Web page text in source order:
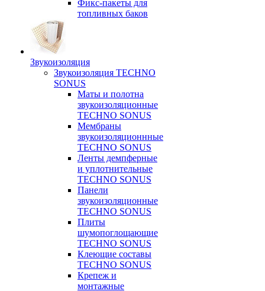
Фикс-пакеты для
топливных баков
Звукоизоляция
Звукоизоляция TECHNO
SONUS
Маты и полотна
звукоизоляционные
TECHNO SONUS
Мембраны
звукоизоляционнные
TECHNO SONUS
Ленты демпферные
и уплотнительные
TECHNO SONUS
Панели
звукоизоляционные
TECHNO SONUS
Плиты
шумопоглощающие
TECHNO SONUS
Клеющие составы
TECHNO SONUS
Крепеж и
монтажные